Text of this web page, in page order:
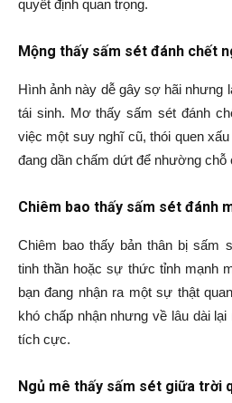
quyết định quan trọng.
Mộng thấy sấm sét đánh chết
Hình ảnh này dễ gây sợ hãi nhưng
tái sinh. Mơ thấy sấm sét đánh
việc một suy nghĩ cũ, thói quen
đang dần chấm dứt để nhường
Chiêm bao thấy sấm sét đánh
Chiêm bao thấy bản thân bị sấm
tinh thần hoặc sự thức tỉnh mạnh
bạn đang nhận ra một sự thật
khó chấp nhận nhưng về lâu dài
tích cực.
Ngủ mê thấy sấm sét giữa trời